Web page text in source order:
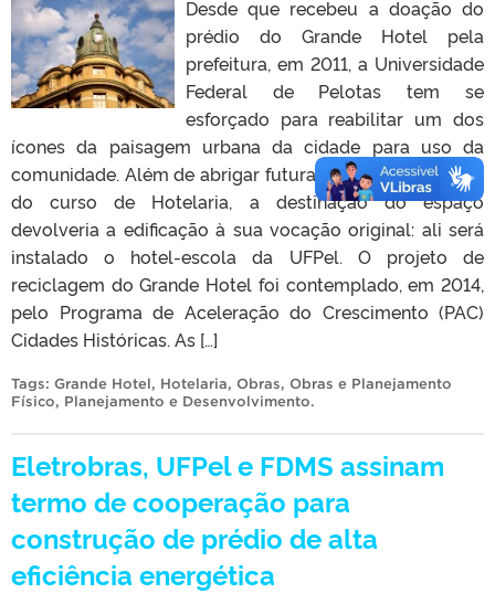
Desde que recebeu a doação do
prédio do Grande Hotel pela
prefeitura, em 2011, a Universidade
Federal de Pelotas tem se
esforçado para reabilitar um dos
ícones da paisagem urbana da cidade para uso da
comunidade. Além de abrigar futuramente as atividades
do curso de Hotelaria, a destinação do espaço
devolveria a edificação à sua vocação original: ali será
instalado o hotel-escola da UFPel. O projeto de
reciclagem do Grande Hotel foi contemplado, em 2014,
pelo Programa de Aceleração do Crescimento (PAC)
Cidades Históricas. As […]
Tags: Grande Hotel, Hotelaria, Obras, Obras e Planejamento
Físico, Planejamento e Desenvolvimento.
Eletrobras, UFPel e FDMS assinam
termo de cooperação para
construção de prédio de alta
eficiência energética